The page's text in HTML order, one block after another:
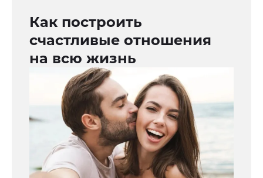
Как построить
счастливые отношения
на всю жизнь